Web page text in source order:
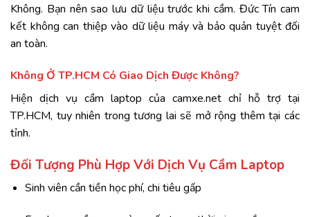
Không. Bạn nênsao lưu dữ liệutrước khi cầm. ĐứcTín cam
kết không can thiệp vào dữliệu máy và bảo quản tuyệt đối
an toàn.
Không Ở TP.HCM Có Giao DịchĐược Không?
Hiện dịch vụ cầm laptop của camxe.net chỉ hỗ trợ tại
TP.HCM, tuynhiên trongtương laisẽ mởrộng thêmtạicác
tỉnh.
Đối Tượng Phù HợpVới Dịch Vụ Cầm Laptop
Sinh viên cần tiền họcphí, chi tiêu gấp